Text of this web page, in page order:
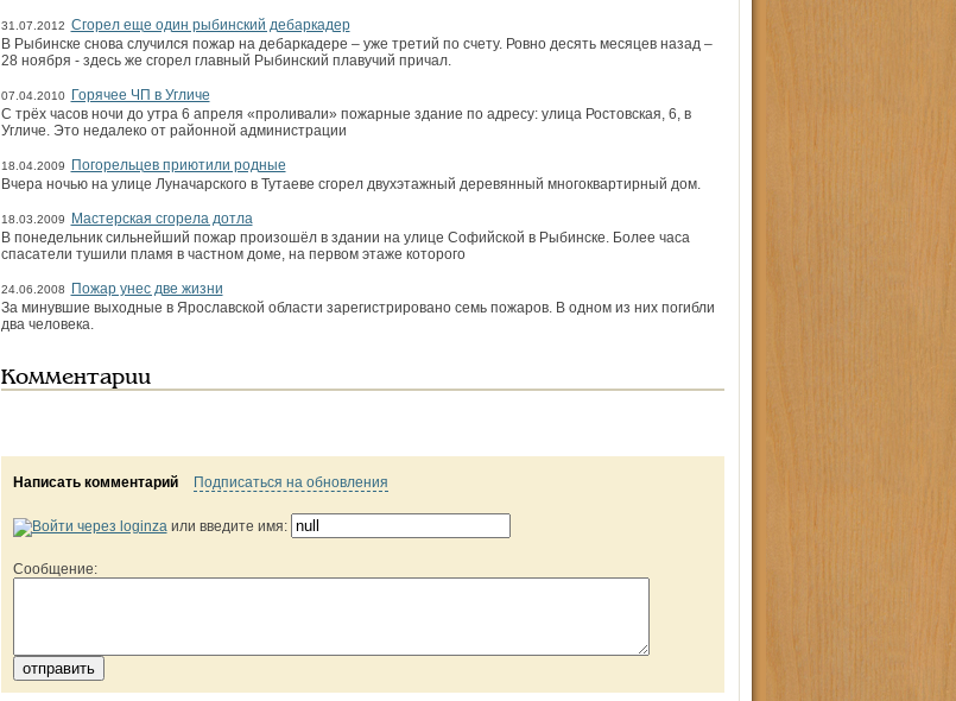
31.07.2012 Сгорел еще один рыбинский дебаркадер
В Рыбинске снова случился пожар на дебаркадере – уже третий по счету. Ровно десять месяцев назад –
28 ноября - здесь же сгорел главный Рыбинский плавучий причал.
07.04.2010
Горячее ЧП в Угличе
С трёх часов ночи до утра 6 апреля «проливали» пожарные здание по адресу: улица Ростовская, 6, в
Угличе. Это недалеко от районной администрации
18.04.2009
Погорельцев приютили родные
Вчера ночью на улице Луначарского в Тутаеве сгорел двухэтажный деревянный многоквартирный дом.
18.03.2009
Мастерская сгорела дотла
В понедельник сильнейший пожар произошёл в здании на улице Софийской в Рыбинске. Более часа
спасатели тушили пламя в частном доме, на первом этаже которого
24.06.2008
Пожар унес две жизни
За минувшие выходные в Ярославской области зарегистрировано семь пожаров. В одном из них погибли
два человека.
Комментарии
Написать комментарий Подписаться на обновления
или введите имя:
Сообщение: